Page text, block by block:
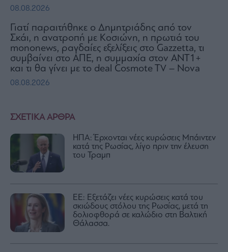
ΣΧΕΤΙΚΑ ΑΡΘΡΑ
ΗΠΑ: Έρχονται νέες κυρώσεις Μπάιντεν
κατά της Ρωσίας, λίγο πριν την έλευση
του Τραμπ
ΕΕ: Εξετάζει νέες κυρώσεις κατά του
σκιώδους στόλου της Ρωσίας, μετά τη
δολιοφθορά σε καλώδιο στη Βαλτική
Θάλασσα.
08.08.2026
Γιατί παραιτήθηκε ο Δημητριάδης από τον
Σκάι, η ανατροπή με Κοσιώνη, η πρωτιά του
mononews, ραγδαίες εξελίξεις στο Gazzetta, τι
συμβαίνει στο ΑΠΕ, η συμμαχία στον ΑΝΤ1+
και τι θα γίνει με το deal Cosmote TV – Nova
08.08.2026